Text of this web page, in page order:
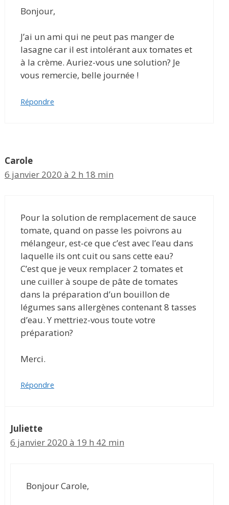
Bonjour,
J’ai un ami qui ne peut pas manger de
lasagne car il est intolérant aux tomates et
à la crème. Auriez-vous une solution? Je
vous remercie, belle journée !
Répondre
Carole
6 janvier 2020 à 2 h 18 min
Pour la solution de remplacement de sauce
tomate, quand on passe les poivrons au
mélangeur, est-ce que c’est avec l’eau dans
laquelle ils ont cuit ou sans cette eau?
C’est que je veux remplacer 2 tomates et
une cuiller à soupe de pâte de tomates
dans la préparation d’un bouillon de
légumes sans allergènes contenant 8 tasses
d’eau. Y mettriez-vous toute votre
préparation?
Merci.
Répondre
Juliette
6 janvier 2020 à 19 h 42 min
Bonjour Carole,